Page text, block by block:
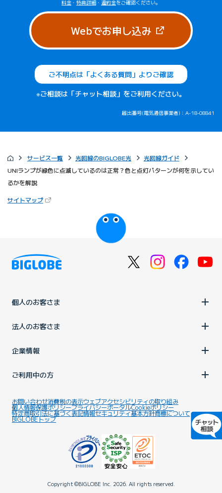
料金 ・ 特典詳細 ・ 違約金をご確認ください。
Webでお申し込み（新しいタブ
ご不明点は「よくある質問」よりご確認
※ご相談は「チャット相談」をご利用ください。
届出番号(電気通信事業者)：A-18-08841
サービス一覧 光回線のBIGLOBE光
光回線ガイド
UNIランプが緑色に点滅しているのは正常？色と点灯パターンが何を示してい
るかを解説
サイトマップ（新しいタブで開きます）
びっぷるのページ
個人のお客さま
法人のお客さま
企業情報
ご利用中の方
お問い合わせ消費税の表示ウェブアクセシビリティの取り組み
個人情報保護ポリシープライバシーポータルCookieポリシー
特定商取引法に基づく表記情報セキュリティ基本方針商標について
BIGLOBEトップ
Copyright ©BIGLOBE Inc. 2026. All rights reserved.